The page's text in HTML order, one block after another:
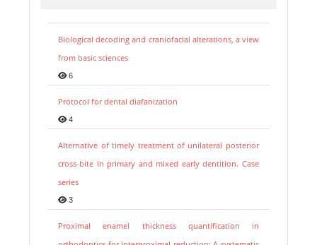
Biological decoding and craniofacial alterations, a view
from basic sciences
6
Protocol for dental diafanization
4
Alternative of timely treatment of unilateral posterior
cross-bite in primary and mixed early dentition. Case
series
3
Proximal enamel thickness quantification in